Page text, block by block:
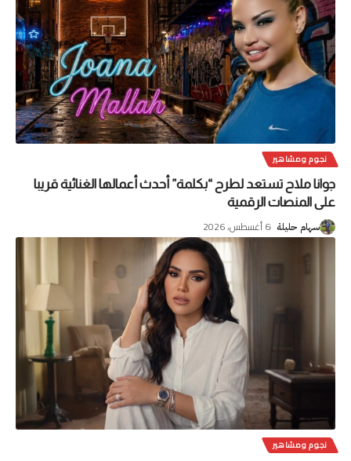
نجوم ومشاهير
جوانا ملاح تستعد لطرح “بكلمة” أحدث أعمالها الغنائية قريبا
على المنصات الرقمية
سهام حليلة 6 أغسطس، 2026
نجوم ومشاهير